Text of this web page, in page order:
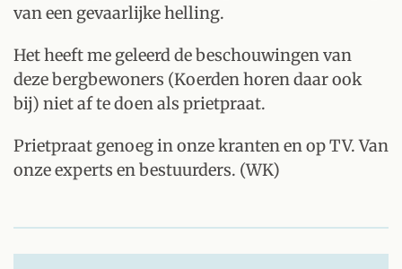
van een gevaarlijke helling.
Het heeft me geleerd de beschouwingen van
deze bergbewoners (Koerden horen daar ook
bij) niet af te doen als prietpraat.
Prietpraat genoeg in onze kranten en op TV. Van
onze experts en bestuurders. (WK)